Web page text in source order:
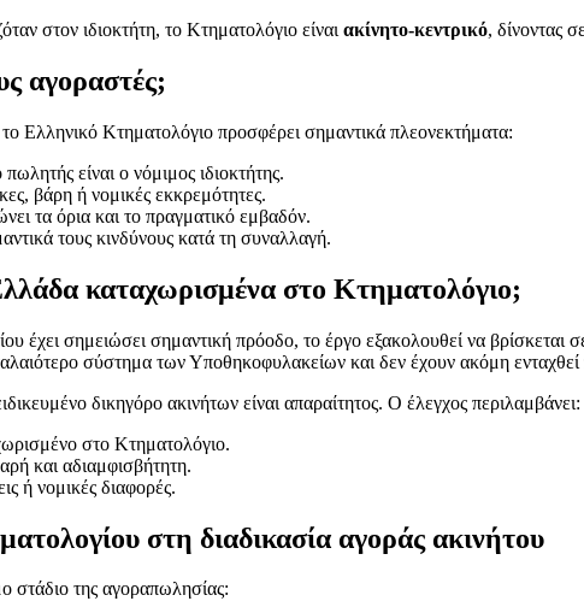
στον ιδιοκτήτη, το Κτηματολόγιο είναι ακίνητο-κεντρικό, δίνοντας
αγοραστές;
το Ελληνικό Κτηματολόγιο προσφέρει σημαντικά πλεονεκτήματα:
πωλητής είναι ο νόμιμος ιδιοκτήτης.
βάρη ή νομικές εκκρεμότητες.
τα όρια και το πραγματικό εμβαδόν.
τους κινδύνους κατά τη συναλλαγή.
καταχωρισμένα στο Κτηματολόγιο;
έχει σημειώσει σημαντική πρόοδο, το έργο εξακολουθεί να βρίσκεται
σύστημα των Υποθηκοφυλακείων και δεν έχουν ακόμη
δικηγόρο ακινήτων είναι απαραίτητος. Ο έλεγχος περιλαμβάνει:
στο Κτηματολόγιο.
και αδιαμφισβήτητη.
ή νομικές διαφορές.
στη διαδικασία αγοράς ακινήτου
στάδιο της αγοραπωλησίας: